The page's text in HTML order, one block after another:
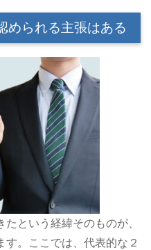
められる主張はある
という経緯そのものが、
。ここでは、代表的な２